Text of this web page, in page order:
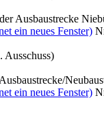
Ausbaustrecke
ein neues Fenster)
Ausschuss)
ein neues Fenster)